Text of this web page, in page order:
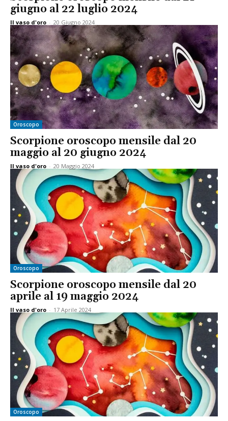
giugno al 22 luglio 2024
Il vaso d'oro - 20 Giugno 2024
Oroscopo
Scorpione oroscopo mensile dal 20
maggio al 20 giugno 2024
Il vaso d'oro - 20 Maggio 2024
Oroscopo
Scorpione oroscopo mensile dal 20
aprile al 19 maggio 2024
Il vaso d'oro - 17 Aprile 2024
Oroscopo